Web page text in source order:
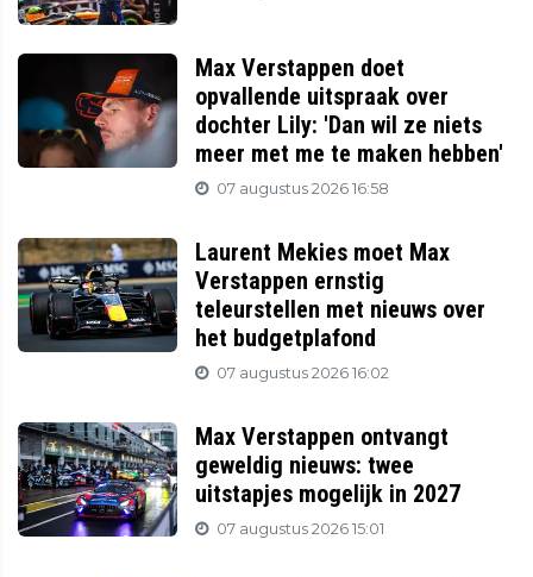
Max Verstappen doet
opvallende uitspraak over
dochter Lily: 'Dan wil ze niets
meer met me te maken hebben'
07 augustus 2026 16:58
Laurent Mekies moet Max
Verstappen ernstig
teleurstellen met nieuws over
het budgetplafond
07 augustus 2026 16:02
Max Verstappen ontvangt
geweldig nieuws: twee
uitstapjes mogelijk in 2027
07 augustus 2026 15:01